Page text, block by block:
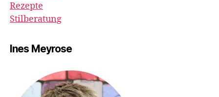
Rezepte
Stilberatung
Ines Meyrose